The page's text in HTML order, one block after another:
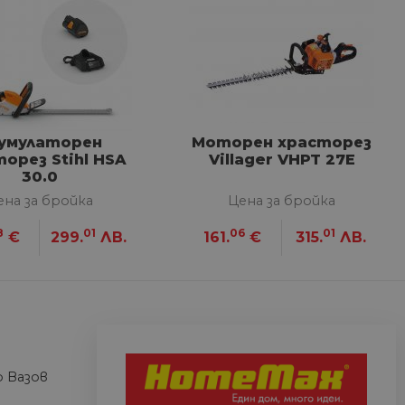
Stihl HSA
30.0
за бройка
€ 299.01 ЛВ.
Моторен храсторез
Villager VHPT 27E
Цена за бройка
161.06 € 315.01 ЛВ.
Вазов
и управление на
хората и ботовете.
отчети за